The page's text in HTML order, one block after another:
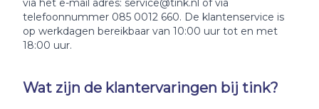
via het e-mail adres: service@tink.nl of via
telefoonnummer 085 0012 660. De klantenservice is
op werkdagen bereikbaar van 10:00 uur tot en met
18:00 uur.
Wat zijn de klantervaringen bij tink?